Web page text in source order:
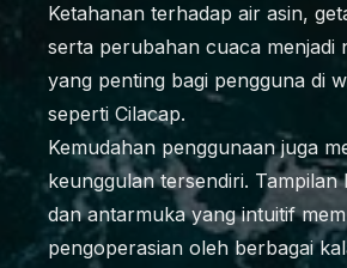
Ketahanan terhadap air asin,
serta perubahan cuaca menjadi
yang penting bagi pengguna di
seperti Cilacap.
Kemudahan penggunaan juga
keunggulan tersendiri. Tampilan
dan antarmuka yang intuitif
pengoperasian oleh berbagai